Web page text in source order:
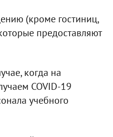
(кроме гостиниц,
предоставляют
когда на
COVID-19
учебного